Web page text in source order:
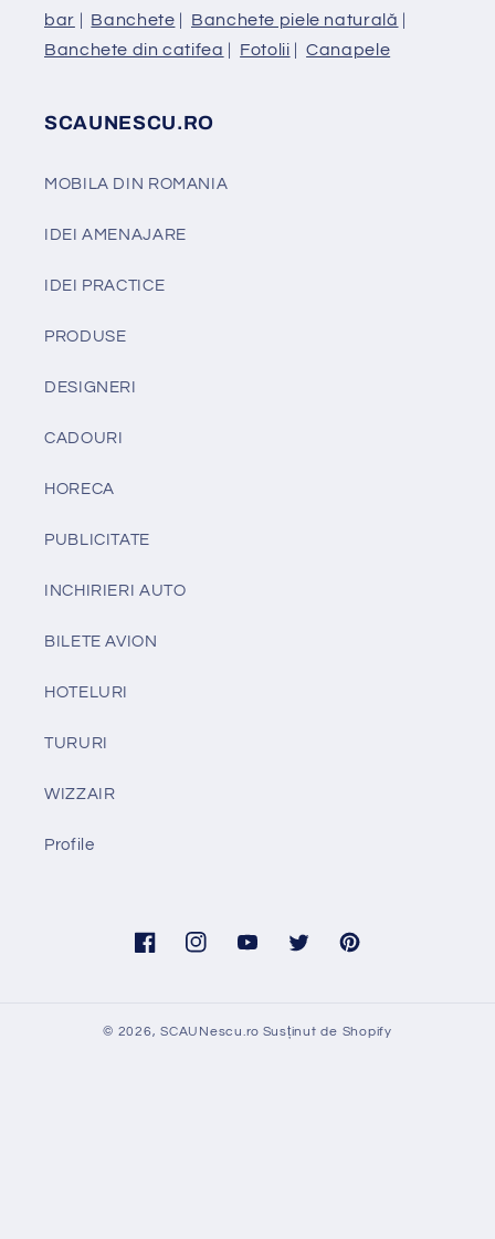
bar | Banchete | Banchete piele naturală |
Banchete din catifea | Fotolii |Canapele
SCAUNESCU.RO
MOBILA DIN ROMANIA
IDEI AMENAJARE
IDEI PRACTICE
PRODUSE
DESIGNERI
CADOURI
HORECA
PUBLICITATE
INCHIRIERI AUTO
BILETE AVION
HOTELURI
TURURI
WIZZAIR
Profile
FacebookInstagramYouTubeTwitter Pinterest
© 2026,SCAUNescu.ro Susținut de Shopify